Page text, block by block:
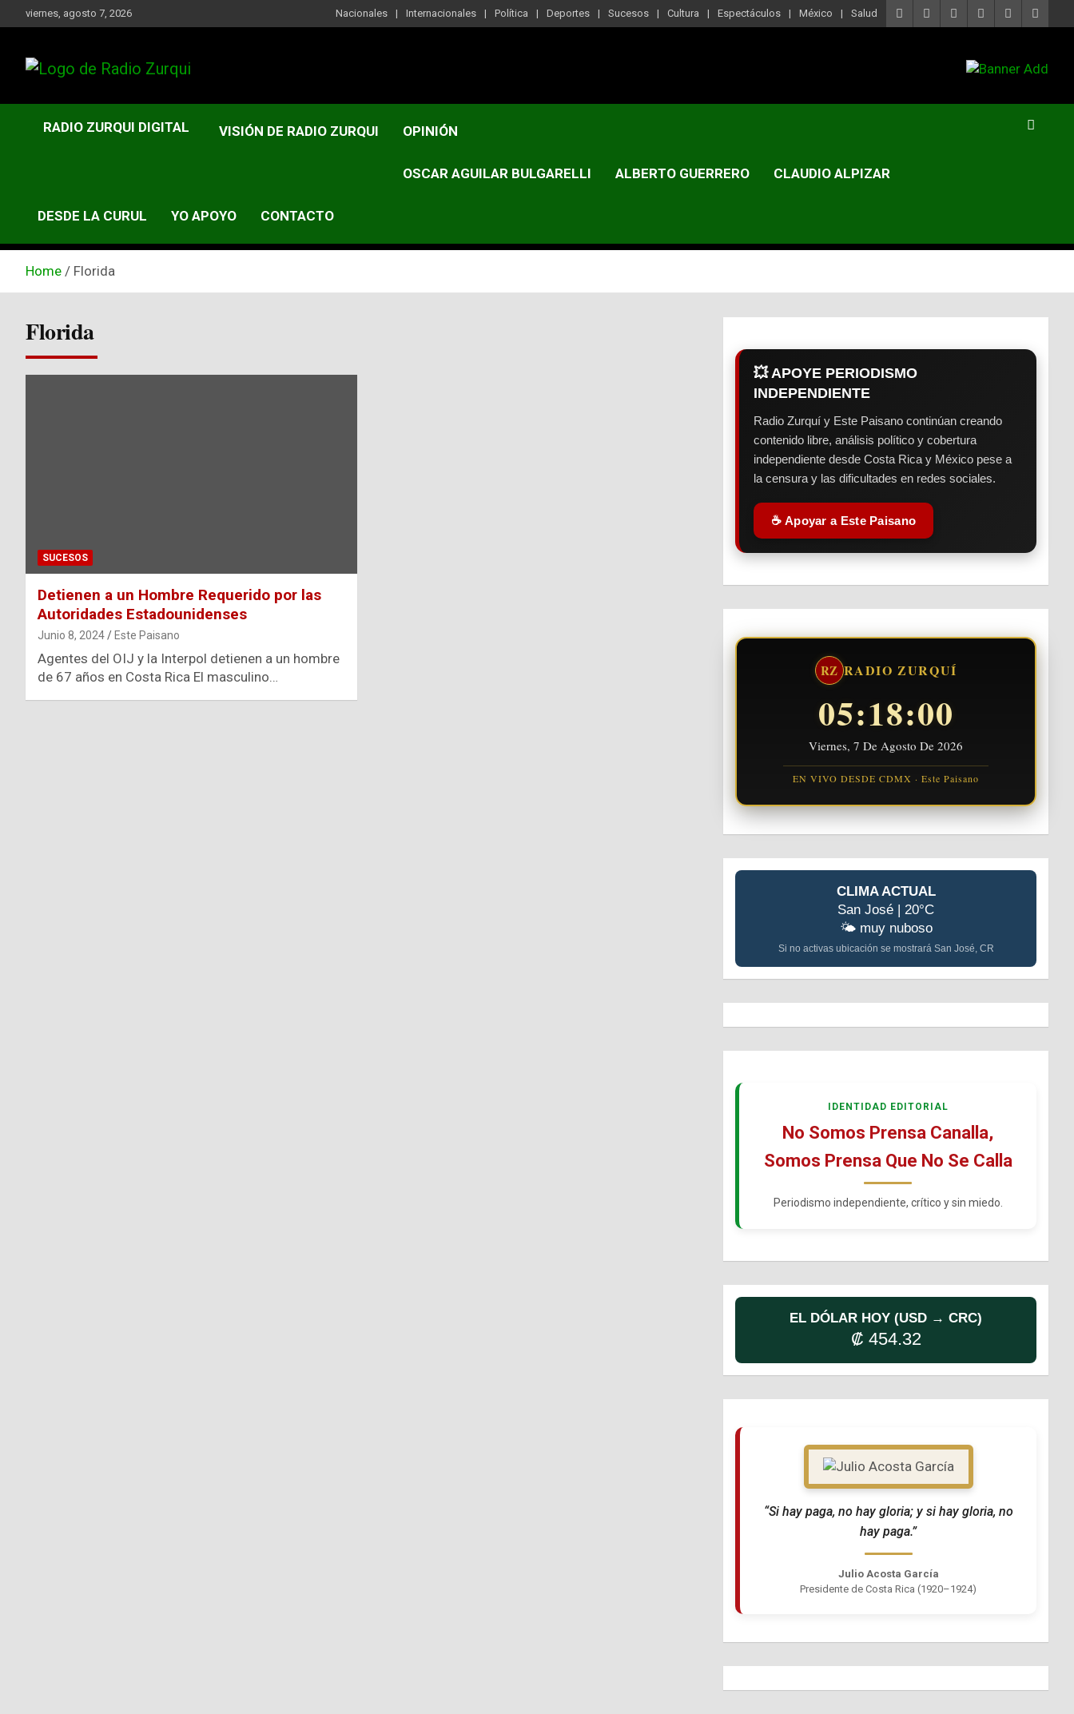
to
viernes, agosto 7, 2026 Nacionales Internacionales Política Deportes Sucesos Cultura Espectáculos México Salud
Radio Zurqui
RADIO ZURQUI DIGITAL VISIÓN DE RADIO ZURQUI OPINIÓN
OSCAR AGUILAR BULGARELLI ALBERTO GUERRERO CLAUDIO ALPIZAR
DESDE LA CURUL YO APOYO CONTACTO
Home Florida
Florida
SUCESOS
Detienen a un Hombre Requerido por las
Autoridades Estadounidenses
Junio 8, 2024 Este Paisano
Agentes del OIJ y la Interpol detienen a un hombre
de 67 años en Costa Rica El masculino…
💥 APOYE PERIODISMO
INDEPENDIENTE
Radio Zurquí y Este Paisano continúan creando
contenido libre, análisis político y cobertura
independiente desde Costa Rica y México pese a
la censura y las dificultades en redes sociales.
☕ Apoyar a Este Paisano
RZ RADIO ZURQUÍ
05:18:01
Viernes, 7 De Agosto De 2026
EN VIVO DESDE CDMX · Este Paisano
CLIMA ACTUAL
San José | 20°C
🌤️ muy nuboso
Si no activas ubicación se mostrará San José, CR
IDENTIDAD EDITORIAL
No Somos Prensa Canalla,
Somos Prensa Que No Se Calla
Periodismo independiente, crítico y sin miedo.
EL DÓLAR HOY (USD → CRC)
₡ 454.32
“Si hay paga, no hay gloria; y si hay gloria, no
hay paga.”
Julio Acosta García
Presidente de Costa Rica (1920–1924)